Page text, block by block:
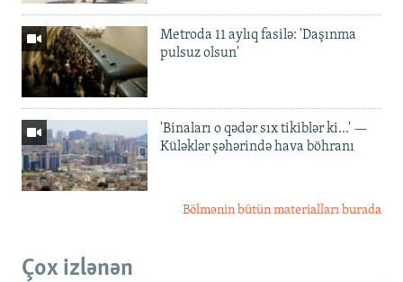
Metroda 11 aylıq fasilə: 'Daşınma
pulsuz olsun'
'Binaları o qədər sıx tikiblər ki...' —
Küləklər şəhərində hava böhranı
Bölmənin bütün materialları burada
Çox izlənən